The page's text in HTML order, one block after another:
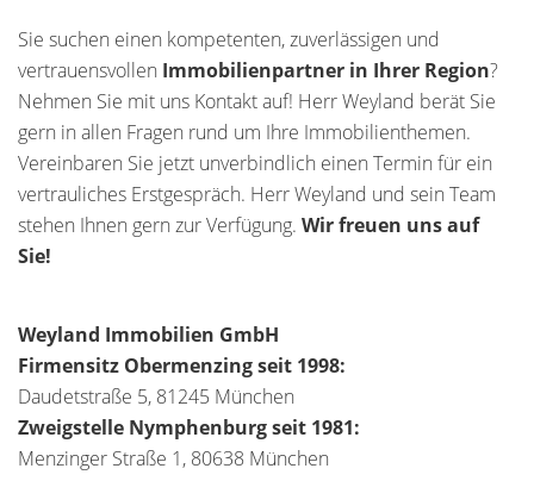
Sie suchen einen kompetenten, zuverlässigen und
vertrauensvollen Immobilienpartner in Ihrer Region?
Nehmen Sie mit uns Kontakt auf! Herr Weyland berät Sie
gern in allen Fragen rund um Ihre Immobilienthemen.
Vereinbaren Sie jetzt unverbindlich einen Termin für ein
vertrauliches Erstgespräch. Herr Weyland und sein Team
stehen Ihnen gern zur Verfügung. Wir freuen uns auf
Sie!
Weyland Immobilien GmbH
Firmensitz Obermenzing seit 1998:
Daudetstraße 5, 81245 München
Zweigstelle Nymphenburg seit 1981:
Menzinger Straße 1, 80638 München